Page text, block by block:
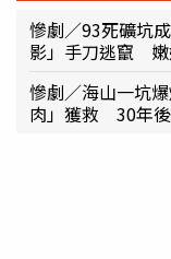
慘劇／93死礦坑
影」手刀逃竄 嫩
慘劇／海山一坑
肉」獲救 30年